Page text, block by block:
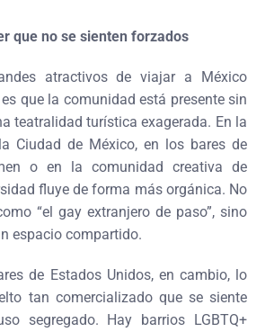
que no se sienten forzados
atractivos de viajar a México
que la comunidad está presente sin
teatralidad turística exagerada. En la
Ciudad de México, en los bares de
o en la comunidad creativa de
fluye de forma más orgánica. No
“el gay extranjero de paso”, sino
espacio compartido.
de Estados Unidos, en cambio, lo
tan comercializado que se siente
segregado. Hay barrios LGBTQ+